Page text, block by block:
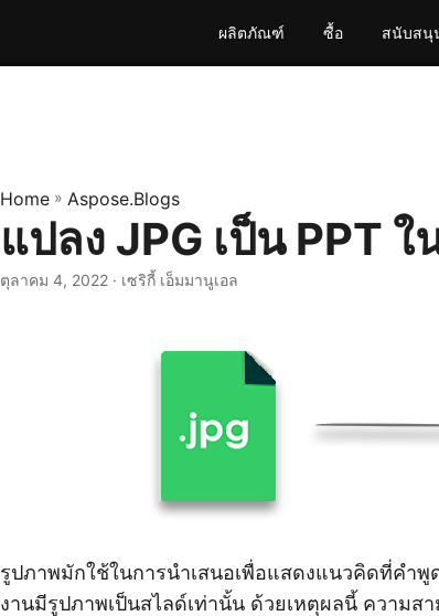
ผลิตภัณฑ์ ซื้อ สนับสนุ
Home » Aspose.Blogs
แปลง JPG เป็น PPT ใ
ตุลาคม 4, 2022 · เซริกี้ เอ็มมานูเอล
รูปภาพมักใช้ในการนำเสนอเพื่อแสดงแนวคิดที่คำพู
งานมีรูปภาพเป็นสไลด์เท่านั้น ด้วยเหตุผลนี้ ความส